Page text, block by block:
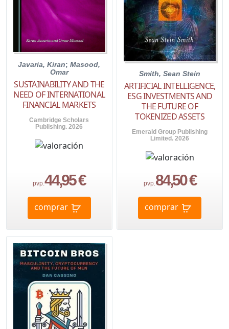
Javaria, Kiran;Masood,
Omar
SUSTAINABILITY AND THE
NEED OF INTERNATIONAL
FINANCIAL MARKETS
Cambridge Scholars
Publishing. 2026
pvp.44,95 €
comprar
Smith, Sean Stein
ARTIFICIAL INTELLIGENCE,
ESG INVESTMENTS AND
THE FUTURE OF
TOKENIZED ASSETS
Emerald Group Publishing
Limited. 2026
pvp. 84,50 €
comprar